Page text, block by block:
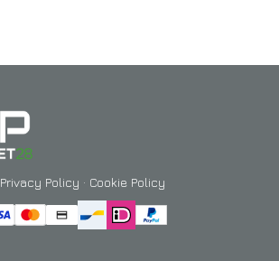
Privacy Policy · Cookie Policy